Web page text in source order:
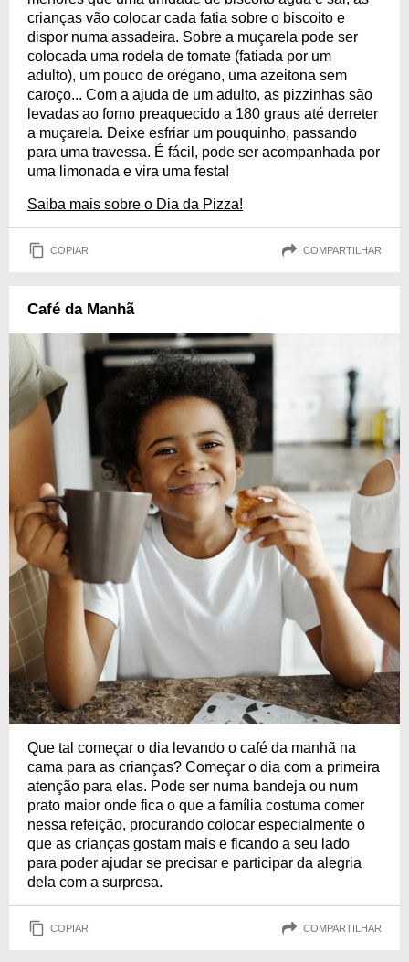
crianças vão colocar cada fatia sobre o biscoito e
dispor numa assadeira. Sobre a muçarela pode ser
colocada uma rodela de tomate (fatiada por um
adulto), um pouco de orégano, uma azeitona sem
caroço... Com a ajuda de um adulto, as pizzinhas são
levadas ao forno preaquecido a 180 graus até derreter
a muçarela. Deixe esfriar um pouquinho, passando
para uma travessa. É fácil, pode ser acompanhada por
uma limonada e vira uma festa!
Saiba mais sobre o Dia da Pizza!
COPIAR COMPARTILHAR
Café da Manhã
Que tal começar o dia levando o café da manhã na
cama para as crianças? Começar o dia com a primeira
atenção para elas. Pode ser numa bandeja ou num
prato maior onde fica o que a família costuma comer
nessa refeição, procurando colocar especialmente o
que as crianças gostam mais e ficando a seu lado
para poder ajudar se precisar e participar da alegria
dela com a surpresa.
COPIAR COMPARTILHAR